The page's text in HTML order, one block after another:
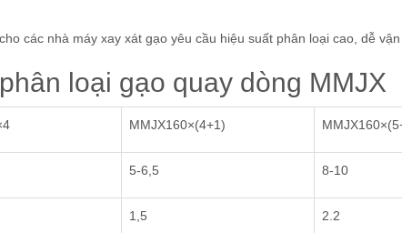
các nhà máy xay xát gạo yêu cầu hiệu suất phân loại cao, dễ
loại gạo quay dòng MMJX
MMJX160×(4+1)
5-6,5 8-10
1,5 2.2